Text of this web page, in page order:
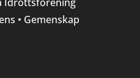
• Gemenskap